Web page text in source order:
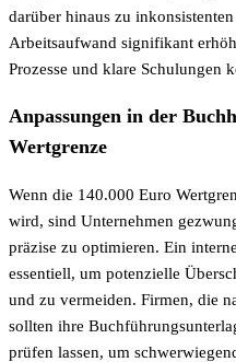
darüber hinaus zu
Arbeitsaufwand signifikant
Prozesse und klare Schulungen
Anpassungen in der
Wertgrenze
Wenn die 140.000 Euro
wird, sind Unternehmen
präzise zu optimieren. Ein
essentiell, um potenzielle
und zu vermeiden. Firmen, die
sollten ihre
prüfen lassen, um